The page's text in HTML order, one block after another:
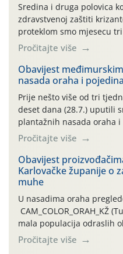
Sredina i druga polovica
zdravstvenoj zaštiti
proteklom smo mjesecu
preventivnim mjerama
uzročnika bolesti,
06.7.)! Na početku ovog
povijesno i ekstremno
najviše temperature […]
Pročitajte više
Obavijest
nasada oraha i
Prije nešto više od tri
deset dana (28.7.) uputili
plantažnih nasada oraha
leta i ovogodišnjoj potrebi
orahove muhe
traje drugi ovogodišnji
izražen zadnja šest dana
temperature zraka
Pročitajte više
Obavijest
Karlovačke županije o
muhe
U nasadima oraha
CAM_COLOR_ORAH_KŽ
mala populacija odraslih
(Rhagoletis completa).
činjenicom da je riječ o
Pročitajte više